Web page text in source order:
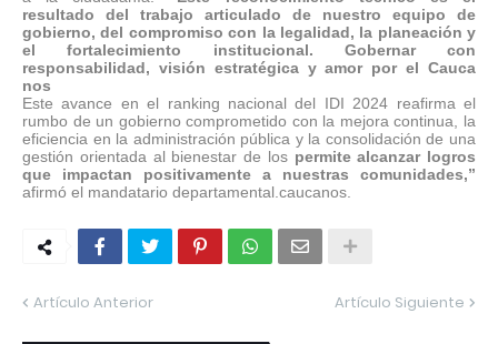
resultado del trabajo articulado de nuestro equipo de
gobierno, del compromiso con la legalidad, la planeación y
el fortalecimiento institucional. Gobernar con
responsabilidad, visión estratégica y amor por el Cauca
nos
Este avance en el ranking nacional del IDI 2024 reafirma el
rumbo de un gobierno comprometido con la mejora continua, la
eficiencia en la administración pública y la consolidación de una
gestión orientada al bienestar de los permite alcanzar logros
que impactan positivamente a nuestras comunidades,”
afirmó el mandatario departamental.caucanos.
Artículo Anterior Artículo Siguiente